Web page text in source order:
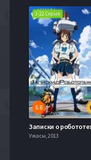
1-22 Серия
6.8
Ужасы, 2013